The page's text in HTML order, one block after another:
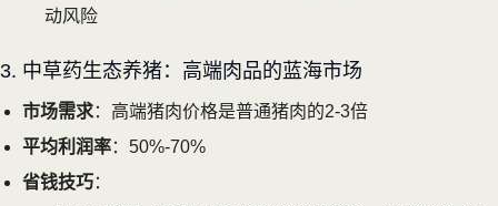
动风险
3. 中草药生态养猪：高端肉品的蓝海市场
市场需求：高端猪肉价格是普通猪肉的2-3倍
平均利润率：50%-70%
省钱技巧：